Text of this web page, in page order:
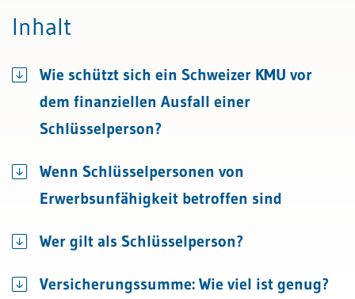
Inhalt
Wie schützt sich ein Schweizer KMU vor
dem finanziellen Ausfall einer
Schlüsselperson?
Wenn Schlüsselpersonen von
Erwerbsunfähigkeit betroffen sind
Wer gilt als Schlüsselperson?
Versicherungssumme: Wie viel ist genug?